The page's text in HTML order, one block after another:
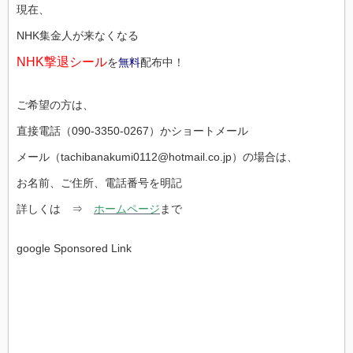
現在、
NHK集金人が来なくなる
NHK撃退シールを無料配布中！
ご希望の方は、
直接電話（090-3350-0267）かショートメール
メール（tachibanakumi0112@hotmail.co.jp）の場合は、
お名前、ご住所、電話番号を明記
詳しくは ⇒ ホームページ まで
google Sponsored Link